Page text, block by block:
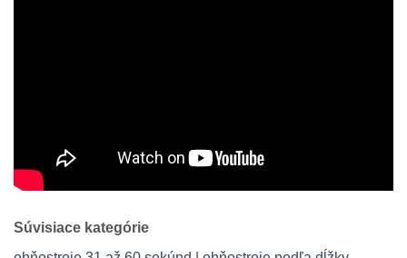
Súvisiace kategórie